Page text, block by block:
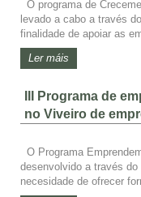
O programa de
levado a cabo a través
finalidade de apoiar as
Ler máis
III Programa de
no Viveiro de
O Programa
desenvolvido a través
necesidade de ofrecer